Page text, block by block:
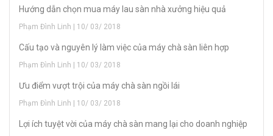
Hướng dẫn chọn mua máy lau sàn nhà xưởng hiệu quả
Phạm Đình Linh | 10/ 03/ 2018
Cấu tạo và nguyên lý làm việc của máy chà sàn liên hợp
Phạm Đình Linh | 10/ 03/ 2018
Ưu điểm vượt trội của máy chà sàn ngồi lái
Phạm Đình Linh | 10/ 03/ 2018
Lợi ích tuyệt vời của máy chà sàn mang lại cho doanh nghiệp